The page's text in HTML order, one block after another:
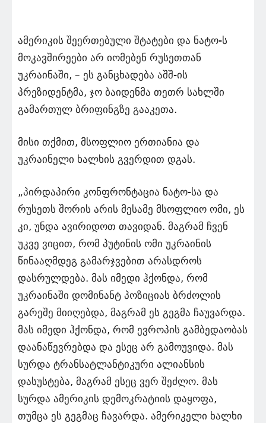
ამერიკის შეერთებული შტატები და ნატო-ს
მოკავშირეები არ იომებენ რუსეთთან
უკრაინაში, – ეს განცხადება აშშ-ის
პრეზიდენტმა, ჯო ბაიდენმა თეთრ სახლში
გამართულ ბრიფინგზე გააკეთა.
მისი თქმით, მსოფლიო ერთიანია და
უკრაინელი ხალხის გვერდით დგას.
„პირდაპირი კონფრონტაცია ნატო-სა და
რუსეთს შორის არის მესამე მსოფლიო ომი, ეს
კი, უნდა ავირიდოთ თავიდან. მაგრამ ჩვენ
უკვე ვიცით, რომ პუტინის ომი უკრაინის
წინააღმდეგ გამარჯვებით არასდროს
დასრულდება. მას იმედი ჰქონდა, რომ
უკრაინაში დომინანტ პოზიციას ბრძოლის
გარეშე მიიღებდა, მაგრამ ეს გეგმა ჩაუვარდა.
მას იმედი ჰქონდა, რომ ევროპის გამბედაობას
დაანაწევრებდა და ესეც არ გამოუვიდა. მას
სურდა ტრანსატლანტიკური ალიანსის
დასუსტება, მაგრამ ესეც ვერ შეძლო. მას
სურდა ამერიკის დემოკრატიის დაყოფა,
თუმცა ეს გეგმაც ჩავარდა. ამერიკელი ხალხი